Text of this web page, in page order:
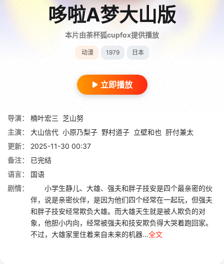
哆啦A梦大山版
本片由茶杯狐cupfox提供播放
动漫 1979 日本
立即播放
导演： 楠叶宏三 芝山努
主演：
大山信代 小原乃梨子 野村道子 立壁和也 肝付兼太
更新：
2025-11-30 00:37
备注：
已完结
语言：
国语
剧情：
小学生静儿、大雄、强夫和胖子技安是四个最亲密的伙
伴，说是亲密伙伴，是因为他们四个经常在一起玩，但强夫
和胖子技安经常欺负大雄。而大雄天生就是被人欺负的对
象，他胆小内向，经常被强夫和技安欺负得大哭着跑回家。
不过，大雄家里住着来自未来的机器...全文